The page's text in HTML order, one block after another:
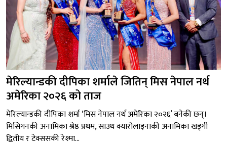
मेरिल्यान्डकी दीपिका शर्माले जितिन् मिस नेपाल नर्थ
अमेरिका २०२६ को ताज
मेरिल्यान्डकी दीपिका शर्मा ‘मिस नेपाल नर्थ अमेरिका २०२६’ बनेकी छन्।
मिसिगनकी अनामिका श्रेष्ठ प्रथम, साउथ क्यारोलाइनाकी अनामिका खड्गी
द्वितीय र टेक्ससकी रेश्मा...